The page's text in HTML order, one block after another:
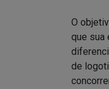
O
que sua
de